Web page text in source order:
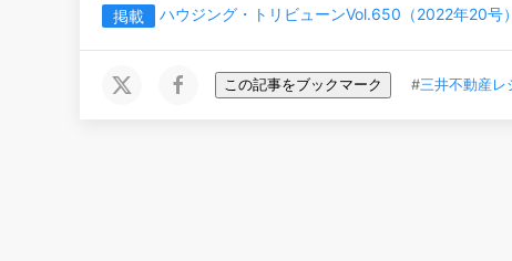
掲載 ハウジング・トリビューンVol.650（2022年20号）
この記事をブックマーク #三井不動産レ